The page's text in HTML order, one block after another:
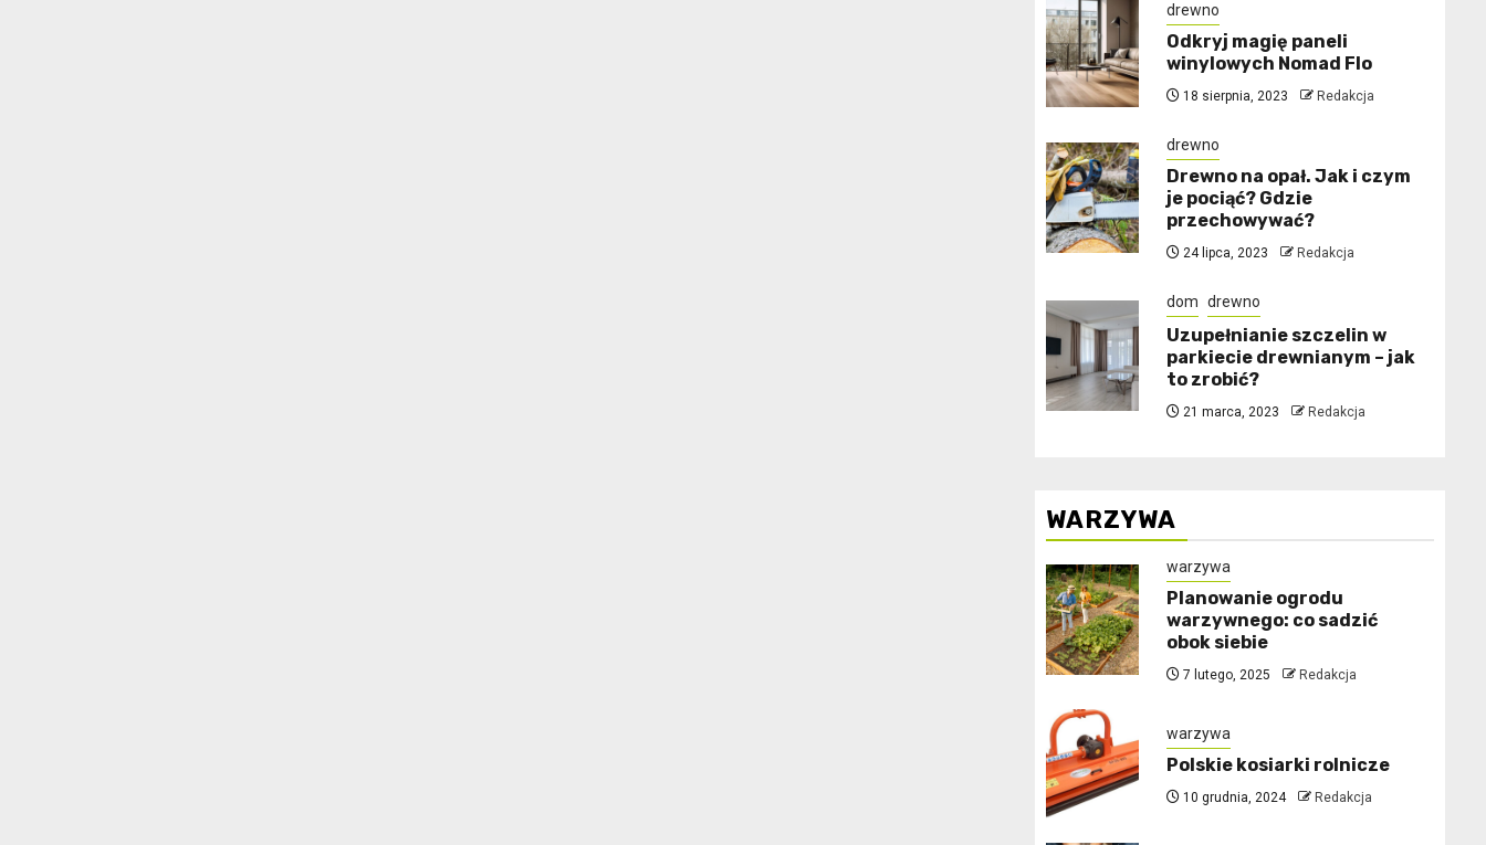
drewno
Odkryj magię paneli
winylowych Nomad Flo
18 sierpnia, 2023 Redakcja
drewno
Drewno na opał. Jak i czym
je pociąć? Gdzie
przechowywać?
24 lipca, 2023 Redakcja
dom drewno
Uzupełnianie szczelin w
parkiecie drewnianym – jak
to zrobić?
21 marca, 2023 Redakcja
WARZYWA
warzywa
Planowanie ogrodu
warzywnego: co sadzić
obok siebie
7 lutego, 2025 Redakcja
warzywa
Polskie kosiarki rolnicze
10 grudnia, 2024 Redakcja